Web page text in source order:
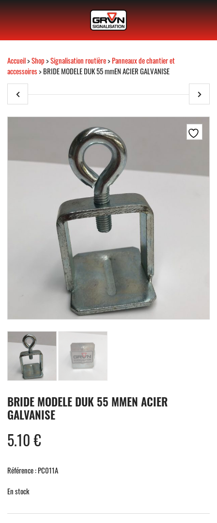
Accueil>Shop>Signalisation routière>Panneaux de chantier et
accessoires> BRIDE MODELE DUK 55 mmEN ACIER GALVANISE
BRIDE MODELE DUK 55 MMEN ACIER
GALVANISE
5.10€
Référence : PC011A
En stock